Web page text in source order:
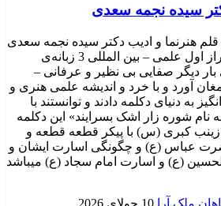
سیده نجمه سعدی
هنرنما و ادیب دکتر سیده نجمه سعدی
نظریه پرداز و شخصیت تراز اول علمی – بین المللی 3 زبانه‌ی
دیگر صفایی بی نظیر و عرفانی –
آورد و با خرد و اندیشه علمی هنری و
به دنیای دکلمه دادند و توانستند با
نام شوره زار اشک بسرایند» این دکلمه
زینب کبری (س) با پیکر قطعه قطعه و
عباس (ع) و چگونگی اسارت ایشان و
(ع) و اسارت امام سجاد (ع) میباشد
10 جولای 2026